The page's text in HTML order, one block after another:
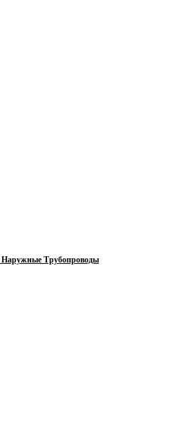
Трубопроводы